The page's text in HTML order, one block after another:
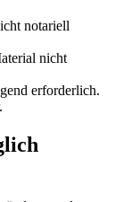
notariell
nicht
erforderlich.